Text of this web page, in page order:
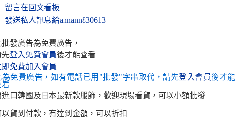
留言在回文看板
發送私人訊息給annann830613
批發廣告為免費廣告，
先登入免費會員後才能查看
即免費加入會員
為免費廣告，如有電話已用"批發"字串取代，請先登入會員後才能
看
進口韓國及日本最新款服飾，歡迎現場看貨，可以小額批發
以貨到付款，有達到金額，可以折扣